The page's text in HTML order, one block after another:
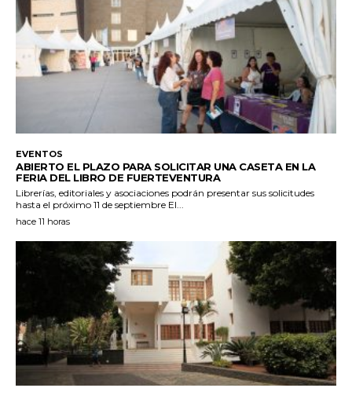
EVENTOS
ABIERTO EL PLAZO PARA SOLICITAR UNA CASETA EN LA
FERIA DEL LIBRO DE FUERTEVENTURA
Librerías, editoriales y asociaciones podrán presentar sus solicitudes
hasta el próximo 11 de septiembre El...
hace 11 horas